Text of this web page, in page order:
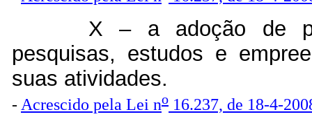
X – a adoção de
pesquisas, estudos e
suas atividades.
- Acrescido pela Lei no 16.237, de 18-4-